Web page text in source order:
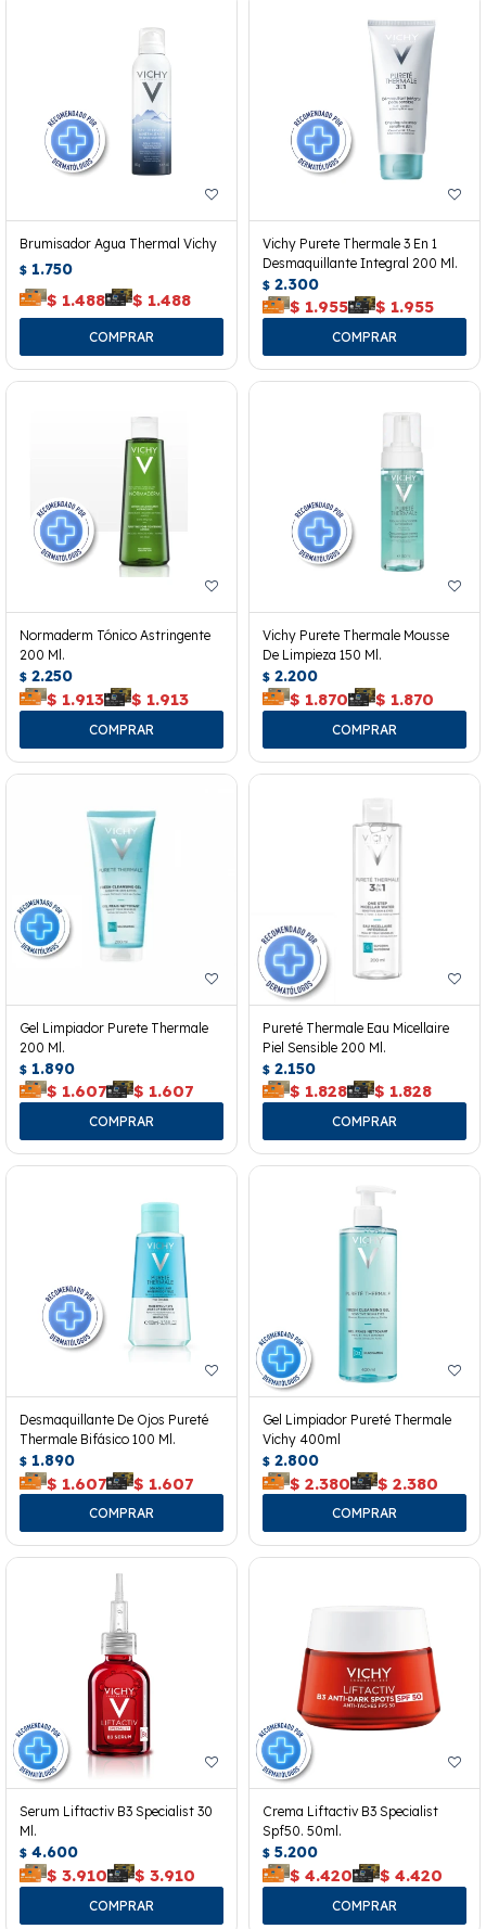
Brumisador Agua Thermal Vichy
$ 1.750
$ 1.488 $ 1.488
Vichy Purete Thermale 3 En 1
Desmaquillante Integral 200 Ml.
$ 2.300
$ 1.955 $ 1.955
Normaderm Tónico Astringente
200 Ml.
$ 2.250
$ 1.913 $ 1.913
Vichy Purete Thermale Mousse
De Limpieza 150 Ml.
$ 2.200
$ 1.870 $ 1.870
Gel Limpiador Purete Thermale
200 Ml.
$ 1.890
$ 1.607 $ 1.607
Pureté Thermale Eau Micellaire
Piel Sensible 200 Ml.
$ 2.150
$ 1.828 $ 1.828
Desmaquillante De Ojos Pureté
Thermale Bifásico 100 Ml.
$ 1.890
$ 1.607 $ 1.607
Gel Limpiador Pureté Thermale
Vichy 400ml
$ 2.800
$ 2.380 $ 2.380
Serum Liftactiv B3 Specialist 30
Ml.
$ 4.600
$ 3.910 $ 3.910
Crema Liftactiv B3 Specialist
Spf50. 50ml.
$ 5.200
$ 4.420 $ 4.420